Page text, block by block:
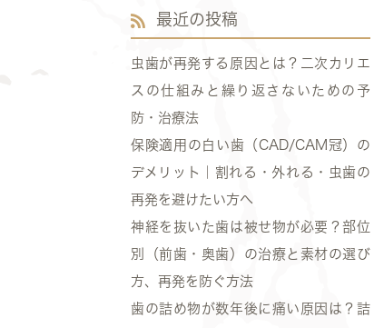
最近の投稿
虫歯が再発する原因とは？二次カリエ
スの仕組みと繰り返さないための予
防・治療法
保険適用の白い歯（CAD/CAM冠）の
デメリット｜割れる・外れる・虫歯の
再発を避けたい方へ
神経を抜いた歯は被せ物が必要？部位
別（前歯・奥歯）の治療と素材の選び
方、再発を防ぐ方法
歯の詰め物が数年後に痛い原因は？詰